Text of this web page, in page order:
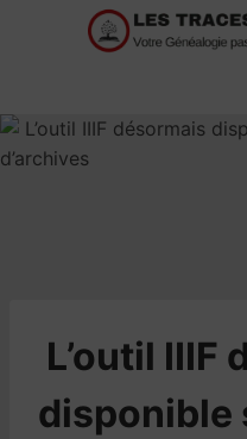
​L’outil IIIF
disponible